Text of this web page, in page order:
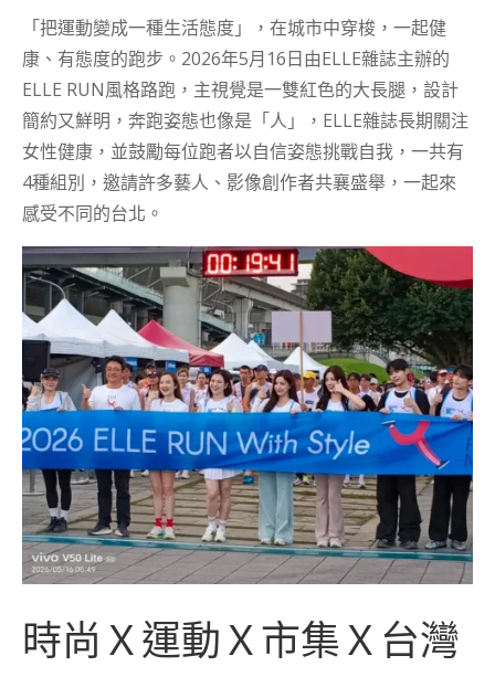
「把運動變成一種生活態度」，在城市中穿梭，一起健
康、有態度的跑步。2026年5月16日由ELLE雜誌主辦的
ELLE RUN風格路跑，主視覺是一雙紅色的大長腿，設計
簡約又鮮明，奔跑姿態也像是「人」，ELLE雜誌長期關注
女性健康，並鼓勵每位跑者以自信姿態挑戰自我，一共有
4種組別，邀請許多藝人、影像創作者共襄盛舉，一起來
感受不同的台北。
時尚Ｘ運動Ｘ市集Ｘ台灣